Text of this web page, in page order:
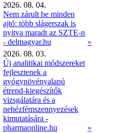
2026. 08. 04.
Nem zárult be minden
ajtó: több slágerszak is
nyitva maradt az SZTE-n
- delmagyar.hu
»
2026. 08. 03.
Új analitikai módszereket
fejlesztenek a
gyógynövényalapú
étrend-kiegészítők
vizsgálatára és a
nehézfémszennyezések
kimutatására -
pharmaonline.hu
»